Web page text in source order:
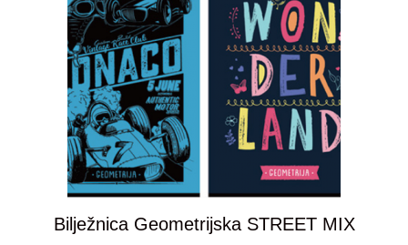
Bilježnica Geometrijska STREET MIX